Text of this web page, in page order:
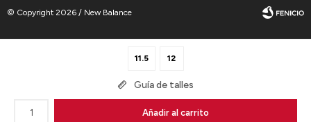
11.5 12
Guía de talles
1 Añadir al carrito
© Copyright 2026 / New Balance